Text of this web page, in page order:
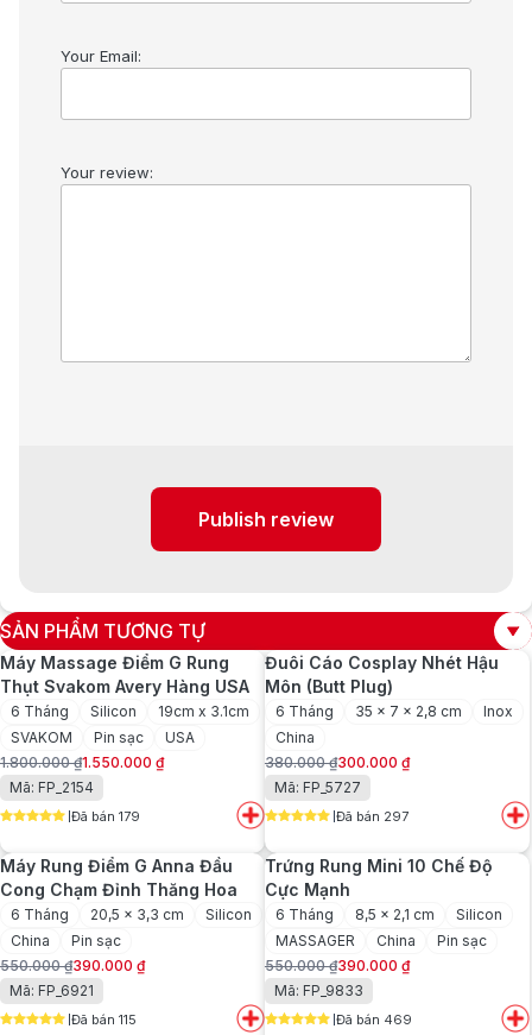
Your Email:
Your review:
Publish review
SẢN PHẨM TƯƠNG TỰ
Máy Massage Điểm G Rung
Thụt Svakom Avery Hàng USA
6 Tháng Silicon
19cm x 3.1cm
SVAKOM
Pin sạc
USA
1.800.000₫
Giá
gốc
là:
1.800.000 ₫.
1.550.000 ₫
Giá
hiện
tại
là:
1.550.000 ₫.
Mã: FP_2154
Đã bán 179
Đuôi Cáo Cosplay Nhét Hậu
Môn (Butt Plug)
6 Tháng 35 x 7 x 2,8 cm
Inox
China
380.000₫
Giá
gốc
là:
380.000 ₫.
300.000 ₫
Giá
hiện
tại
là:
300.000 ₫.
Mã: FP_5727
Đã bán 297
Máy Rung Điểm G Anna Đầu
Cong Chạm Đỉnh Thăng Hoa
6 Tháng 20,5 x 3,3 cm
Silicon
China
Pin sạc
550.000₫
Giá
gốc
là:
390.000 ₫
Giá
hiện
tại
Mã: FP_6921
Đã bán 115
Trứng Rung Mini 10 Chế Độ
Cực Mạnh
6 Tháng 8,5 x 2,1 cm
Silicon
MASSAGER
China
Pin sạc
550.000₫
Giá
gốc
là:
390.000 ₫
Giá
hiện
tại
Mã: FP_9833
Đã bán 469